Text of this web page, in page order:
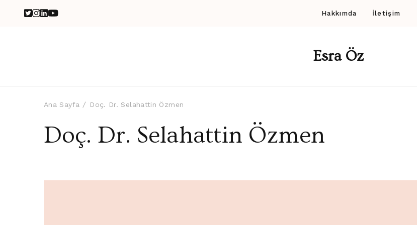
Hakkımda İletişim
Esra Öz
Ana Sayfa Doç. Dr. Selahattin Özmen
Doç. Dr. Selahattin Özmen